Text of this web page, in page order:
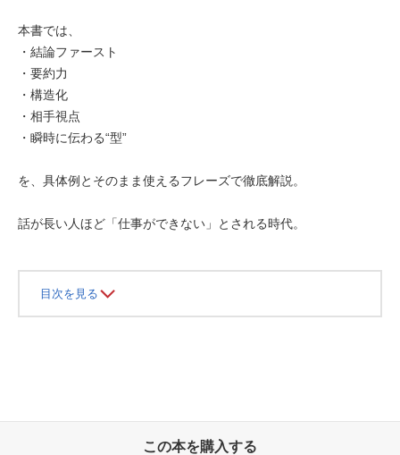
本書では、
・結論ファースト
・要約力
・構造化
・相手視点
・瞬時に伝わる“型”
を、具体例とそのまま使えるフレーズで徹底解説。
話が長い人ほど「仕事ができない」とされる時代。
目次を見る
この本を購入する